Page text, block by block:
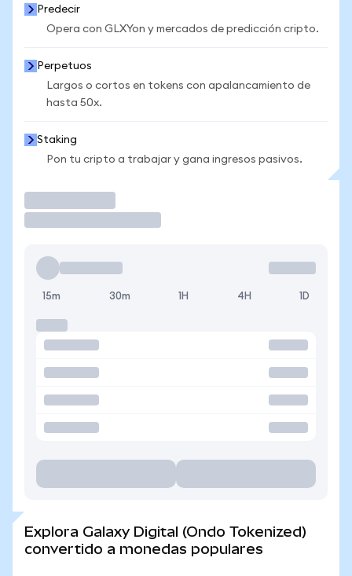
Predecir
Opera con GLXYon y mercados de predicción cripto.
Perpetuos
Largos o cortos en tokens con apalancamiento de
hasta 50x.
Staking
Pon tu cripto a trabajar y gana ingresos pasivos.
15m 30m 1H 4H 1D
Explora Galaxy Digital (Ondo Tokenized)
convertido a monedas populares